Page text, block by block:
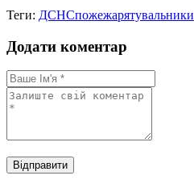
Теги: ДСНСпожежарятувальники
Додати коментар